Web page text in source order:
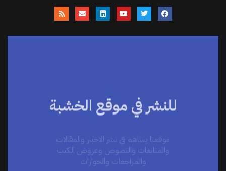
للنشر في موقع الخشبة
والمتابعات والنصوص وعروض الكتب
والمراجعات والحوارات